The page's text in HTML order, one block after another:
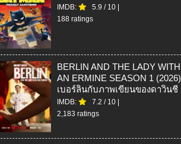
IMDB: 5.9 / 10
188 ratings
BERLIN AND THE LADY WITH
AN ERMINE SEASON 1 (2026)
เบอร์ลินกับภาพเขียนของดาวินชี
IMDB: 7.2 / 10
2,183 ratings